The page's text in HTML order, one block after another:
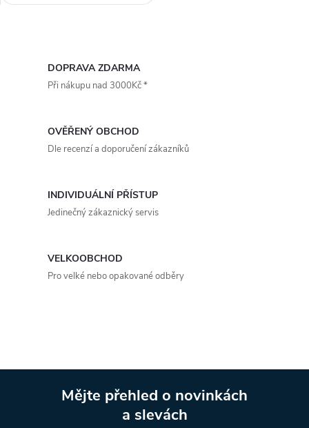
tříotáčkovým motorem vhodný
y
DOPRAVA ZDARMA
Při nákupu nad 3000Kč *
OVĚŘENÝ OBCHOD
Dle recenzí a doporučení zákazníků
INDIVIDUÁLNÍ PŘÍSTUP
Jedinečný zákaznický servis
VELKOOBCHOD
Pro velké nebo opakované odběry
Mějte přehled o novinkách
a slevách